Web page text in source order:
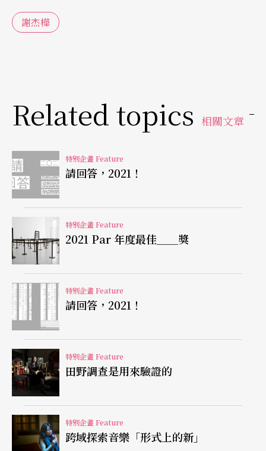
地面的互動投影延伸舞者的身體，展現身體被數位
展開往後4年的海外巡演，獲得廣大的國際回響。從
2015年到2018年，恰巧是全球社群媒體普及、AI與
雲端運算開始大躍進的非常時期。
謝杰樺
Related topics 相關文章
特別企畫 Feature
請回答，2021！
特別企畫 Feature
2021 Par 年度最佳＿＿獎
特別企畫 Feature
請回答，2021！
特別企畫 Feature
田野調查是用來驗證的
特別企畫 Feature
跨域探索音樂「形式上的新」